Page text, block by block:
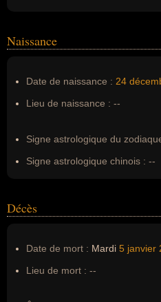
Homonymes : 0 (aucun)
Pseudonyme : --
Surnom :Le peintre de la
Naissance
Date de naissance : 24
Lieu de naissance : --
Signe astrologique du
Signe astrologique chinois : --
Décès
Date de mort : Mardi 5 janvier
Lieu de mort : --